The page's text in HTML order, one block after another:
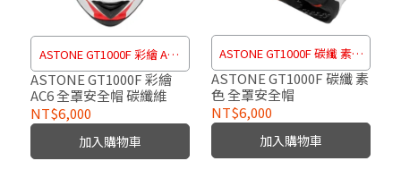
ASTONE GT1000F 彩繪 AC6
全罩安全帽 碳纖維
ASTONE GT1000F 彩繪
AC6 全罩安全帽 碳纖維
NT$6,000
加入購物車
ASTONE GT1000F 碳纖 素色
全罩安全帽
ASTONE GT1000F 碳纖 素
色 全罩安全帽
NT$6,000
加入購物車